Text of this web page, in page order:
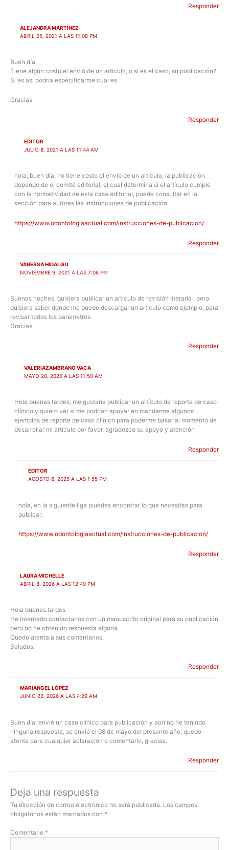
Responder
ALEJANDRA MARTÍNEZ
ABRIL 25, 2021 A LAS 11:08 PM
Buen día.
Tiene algún costo el envió de un artículo, o si es el caso, su publicación?
Si es así podría especificarme cual es
Gracias
Responder
EDITOR
JULIO 8, 2021 A LAS 11:44 AM
hola, buen día, no tiene costo el envío de un artículo, la publicación
depende de el comité editorial, el cual determina si el artículo cumple
con la normatividad de esta casa editorial, puede consultar en la
sección para autores las instrucciones de publicación.
https://www.odontologiaactual.com/instrucciones-de-publicacion/
Responder
VANESSA HIDALGO
NOVIEMBRE 9, 2021 A LAS 7:06 PM
Buenas noches, quisiera publicar un articulo de revisión literaria , pero
quisiera saber donde me puedo descargar un articulo como ejemplo, para
revisar todos los parametros.
Gracias.
Responder
VALERIAZAMBRANO VACA
MAYO 20, 2025 A LAS 11:50 AM
Hola buenas tardes, me gustaría publicar un artículo de reporte de caso
clínico y quiero ver si me podrían apoyar en mandarme algunos
ejemplos de reporte de caso clínico para poderme basar al momento de
desarrollar mi artículo por favor, agradezco su apoyo y atención
Responder
EDITOR
AGOSTO 6, 2025 A LAS 1:55 PM
hola, en la siguiente liga piuedes encontrar lo que necesitas para
publicar:
https://www.odontologiaactual.com/instrucciones-de-publicacion/
Responder
LAURA MICHELLE
ABRIL 8, 2026 A LAS 12:40 PM
Hola buenas tardes
He intentado contactarlos con un manuscrito original para su publicación
pero no he obtenido respuesta alguna.
Quedo atenta a sus comentarios.
Saludos.
Responder
MARIANGEL LÓPEZ
JUNIO 22, 2026 A LAS 4:29 AM
Buen día, envié un caso clínico para publicación y aún no he tenindo
ninguna respuesta, se envió el 08 de mayo del presente año, quedo
atenta para cualquier aclaración o comentario, gracias.
Responder
Deja una respuesta
Tu dirección de correo electrónico no será publicada. Los campos
obligatorios están marcados con *
Comentario *